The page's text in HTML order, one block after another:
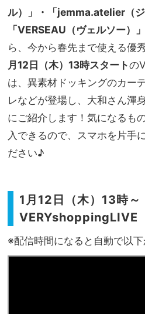
ル）」・「jemma.atelier （
「VERSEAU （ヴェルソー）」
ら、今から春先まで使える優
月12日（木） 13時スタートの
は、異素材ドッキングのカー
レなどが登場し、 大和さん渾
にご紹介します！気になるも
入できるので、スマホを片手
ださい♪
1月12日（木）13時～
VERYshoppingLIVE
※配信時間になると自動で以下